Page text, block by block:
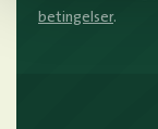
betingelser.